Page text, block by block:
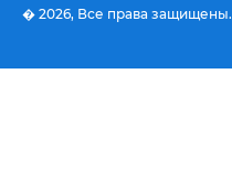
� 2026, Все права защищены.